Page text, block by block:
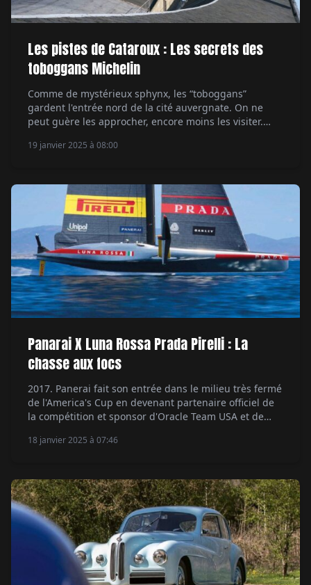
Les pistes de Cataroux : Les secrets des
toboggans Michelin
Comme de mystérieux sphynx, les “toboggans”
gardent l'entrée nord de la cité auvergnate. On ne
peut guère les approcher, encore moins les visiter.
l'architecture industrielle interpellent. Ils renferment
l'histoire de ce que […]
19 janvier 2025 à 08:00
Panarai X Luna Rossa Prada Pirelli : La
chasse aux focs
2017. Panerai fait son entrée dans le milieu très fermé
de l'America's Cup en devenant partenaire officiel de
la compétition et sponsor d'Oracle Team USA et de
la marque horlogère italienne de manufacture suisse
18 janvier 2025 à 07:46